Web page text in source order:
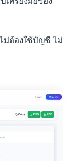
ม่ต้องใช้บัญชี ไม่